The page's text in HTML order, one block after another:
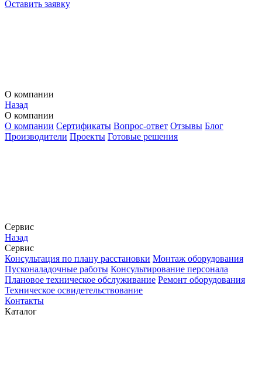
Оставить заявку
О компании
Назад
О компании
О компании Сертификаты Вопрос-ответ Отзывы Блог
Производители Проекты Готовые решения
Сервис
Назад
Сервис
Конcультация по плану расстановки Монтаж оборудования
Пусконаладочные работы Консультирование персонала
Плановое техническое обслуживание Ремонт оборудования
Техническое освидетельствование
Контакты
Каталог